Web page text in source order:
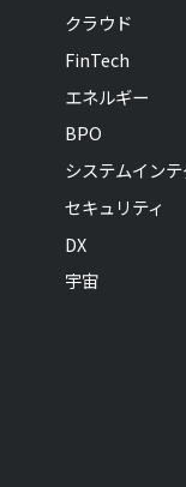
クラウド
FinTech
エネルギー
BPO
システムイン
セキュリティ
DX
宇宙